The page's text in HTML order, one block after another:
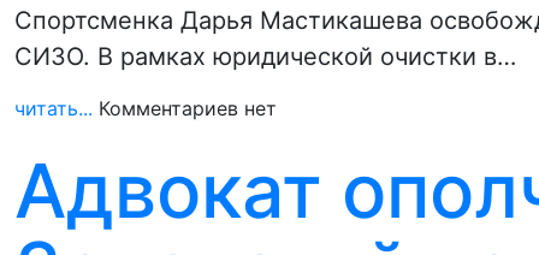
Спортсменка Дарья Мастикашева
СИЗО. В рамках юридической очистки в…
читать... Комментариев нет
Адвокат